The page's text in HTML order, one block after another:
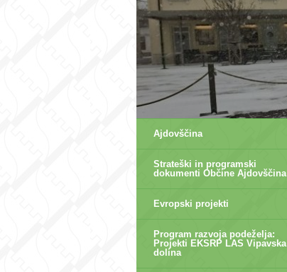
Ajdovščina
Strateški in programski
dokumenti Občine Ajdovščina
Evropski projekti
Program razvoja podeželja:
Projekti EKSRP LAS Vipavska
dolina